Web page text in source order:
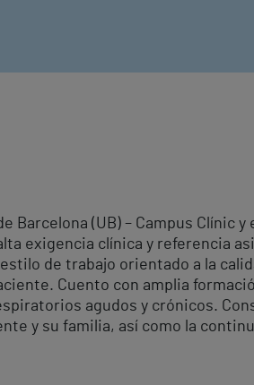
Barcelona (UB) – Campus Clínic
exigencia clínica y referencia
de trabajo orientado a la
Cuento con amplia
agudos y crónicos.
y su familia, así como la